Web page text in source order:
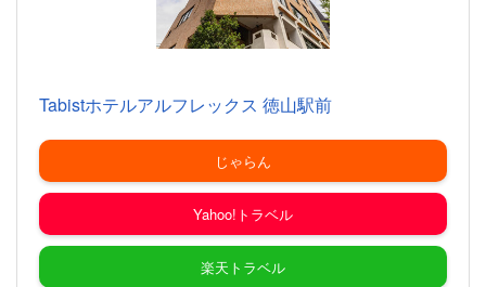
Tabistホテルアルフレックス 徳山駅前
じゃらん
Yahoo!トラベル
楽天トラベル